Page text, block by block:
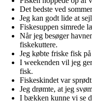
Det bedste ved
Jeg kan godt lide at
Fiskesuppen simrede
Når jeg besøger
fiskekuttere.
Jeg købte friske fisk
I weekenden vil jeg
fisk.
Fiskeskindet var
Jeg drømte, at jeg
I bækken kunne vi se